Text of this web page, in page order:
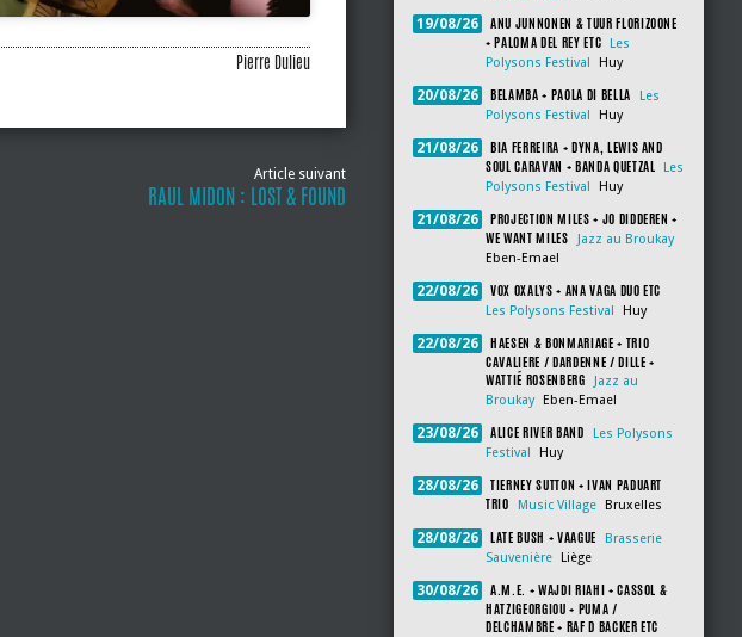
Pierre Dulieu
Article suivant
RAUL MIDON : LOST & FOUND
19/08/26
ANU JUNNONEN & TUUR FLORIZOONE
+ PALOMA DEL REY ETC
Les
Polysons Festival
Huy
20/08/26 BELAMBA + PAOLA DI BELLA
Les
Polysons Festival
Huy
21/08/26
BIA FERREIRA + DYNA, LEWIS AND
SOUL CARAVAN + BANDA QUETZAL
Les
Polysons Festival
Huy
21/08/26
PROJECTION MILES + JO DIDDEREN +
WE WANT MILES
Jazz au Broukay
Eben-Emael
22/08/26 VOX OXALYS + ANA VAGA DUO ETC
Les Polysons Festival Huy
22/08/26
HAESEN & BONMARIAGE + TRIO
CAVALIERE / DARDENNE / DILLE +
WATTIÉ ROSENBERG
Jazz au
Broukay
Eben-Emael
23/08/26 ALICE RIVER BAND
Les Polysons
Festival
Huy
28/08/26
TIERNEY SUTTON + IVAN PADUART
TRIO
Music Village Bruxelles
28/08/26 LATE BUSH + VAAGUE
Brasserie
Sauvenière
Liège
30/08/26
A.M.E. + WAJDI RIAHI + CASSOL &
HATZIGEORGIOU + PUMA /
DELCHAMBRE + RAF D BACKER ETC